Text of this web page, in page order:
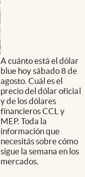
A cuánto está el dólar
blue hoy sábado 8 de
agosto. Cuál es el
precio del dólar oficial
y de los dólares
financieros CCL y
MEP. Toda la
información que
necesitás sobre cómo
sigue la semana en los
mercados.